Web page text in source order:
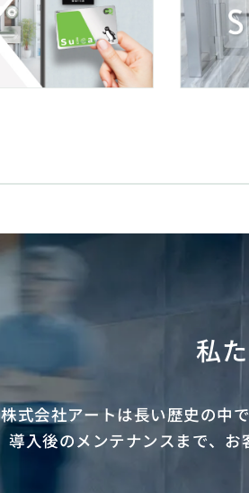
私
株式会社アートは長い歴史の中
導入後のメンテナンスまで、お